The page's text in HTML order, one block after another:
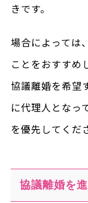
きです。
場合によっては
ことをおすすめ
協議離婚を希望
に代理人となっ
を優先してくだ
協議離婚を